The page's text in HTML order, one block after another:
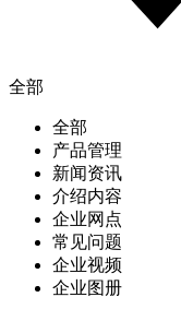
全部
全部
产品管理
新闻资讯
介绍内容
企业网点
常见问题
企业视频
企业图册